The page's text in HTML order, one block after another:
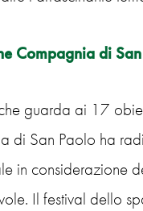
Compagnia di
guarda ai 17
San Paolo ha
in considerazione
Il festival dello